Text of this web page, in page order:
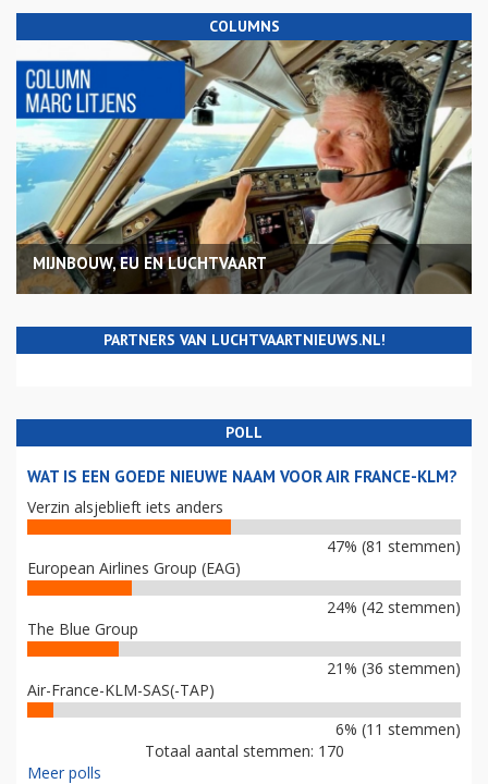
COLUMNS
MIJNBOUW, EU EN LUCHTVAART
PARTNERS VAN LUCHTVAARTNIEUWS.NL!
POLL
WAT IS EEN GOEDE NIEUWE NAAM VOOR AIR FRANCE-KLM?
Verzin alsjeblieft iets anders
47% (81 stemmen)
European Airlines Group (EAG)
24% (42 stemmen)
The Blue Group
21% (36 stemmen)
Air-France-KLM-SAS(-TAP)
6% (11 stemmen)
Totaal aantal stemmen: 170
Meer polls